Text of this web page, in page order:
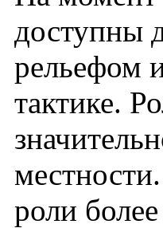
доступны
рельефом
тактике.
роли